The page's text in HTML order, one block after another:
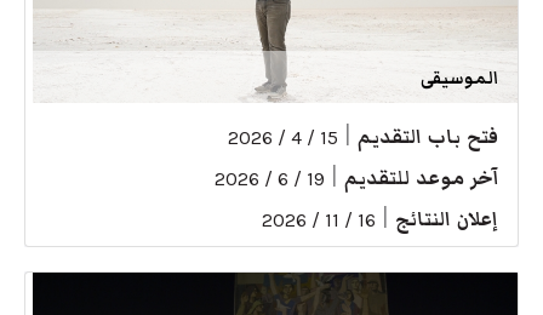
الموسيقى
فتح باب التقديم 15 / 4 / 2026
آخر موعد للتقديم 19 / 6 / 2026
إعلان النتائج 16 / 11 / 2026